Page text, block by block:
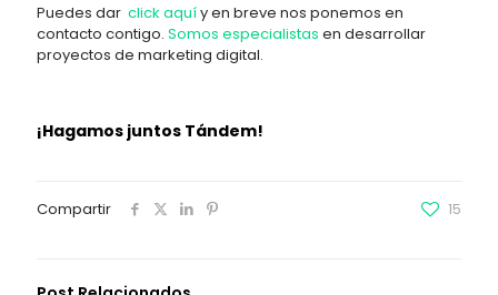
Puedes dar click aquíy en breve nos ponemos en
contacto contigo. Somos especialistas en desarrollar
proyectos de marketing digital.
¡Hagamos juntos Tándem!
Compartir 15